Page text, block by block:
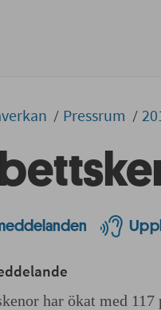
Pressrum
har ökat med 117